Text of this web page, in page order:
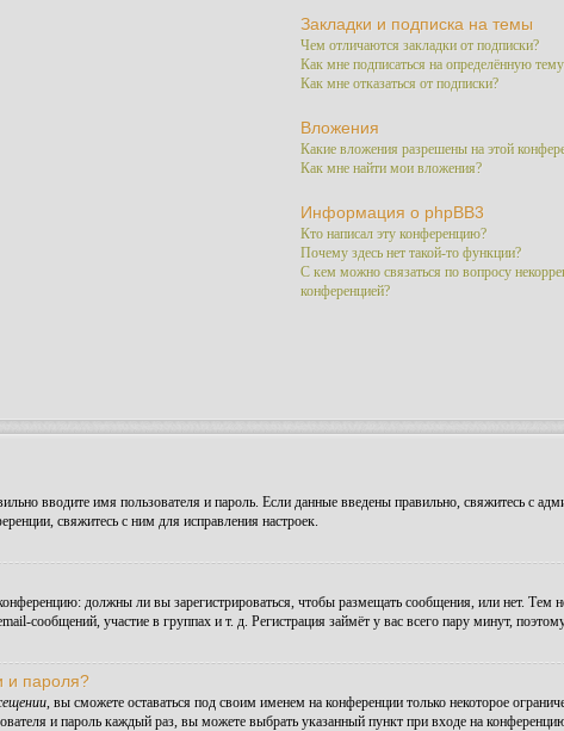
Закладки и подписка на темы
Чем отличаются закладки от подписки?
Как мне подписаться на определённую
Как мне отказаться от подписки?
Вложения
Какие вложения разрешены на этой
Как мне найти мои вложения?
Информация о phpBB3
Кто написал эту конференцию?
Почему здесь нет такой-то функции?
С кем можно связаться по вопросу
конференцией?
вводите имя пользователя и пароль. Если данные введены правильно, свяжитесь с
свяжитесь с ним для исправления настроек.
должны ли вы зарегистрироваться, чтобы размещать сообщения, или нет. Тем
сообщений, участие в группах и т. д. Регистрация займёт у вас всего пару минут,
и пароля?
, вы сможете оставаться под своим именем на конференции только некоторое
и пароль каждый раз, вы можете выбрать указанный пункт при входе на